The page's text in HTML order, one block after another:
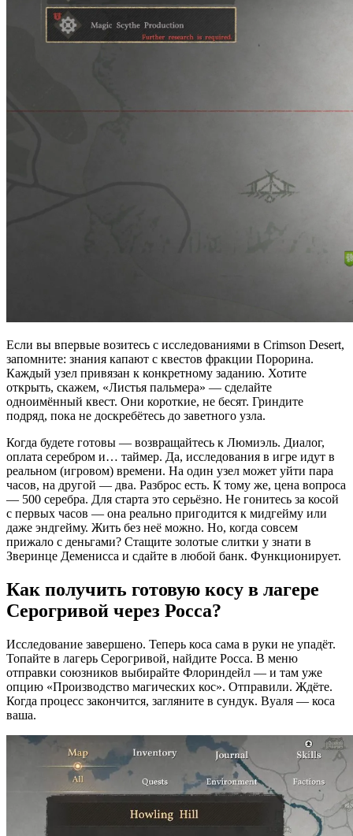
Если вы впервые возитесь с исследованиями в Crimson Desert,
запомните: знания капают с квестов фракции Порорина.
Каждый узел привязан к конкретному заданию. Хотите
открыть, скажем, «Листья пальмера» — сделайте
одноимённый квест. Они короткие, не бесят. Гриндите
подряд, пока не доскребётесь до заветного узла.
Когда будете готовы — возвращайтесь к Люмиэль. Диалог,
оплата серебром и… таймер. Да, исследования в игре идут в
реальном (игровом) времени. На один узел может уйти пара
часов, на другой — два. Разброс есть. К тому же, цена вопроса
— 500 серебра. Для старта это серьёзно. Не гонитесь за косой
с первых часов — она реально пригодится к мидгейму или
даже эндгейму. Жить без неё можно. Но, когда совсем
прижало с деньгами? Стащите золотые слитки у знати в
Зверинце Деменисса и сдайте в любой банк. Функционирует.
Как получить готовую косу в лагере
Серогривой через Росса?
Исследование завершено. Теперь коса сама в руки не упадёт.
Топайте в лагерь Серогривой, найдите Росса. В меню
отправки союзников выбирайте Флориндейл — и там уже
опцию «Производство магических кос». Отправили. Ждёте.
Когда процесс закончится, загляните в сундук. Вуаля — коса
ваша.